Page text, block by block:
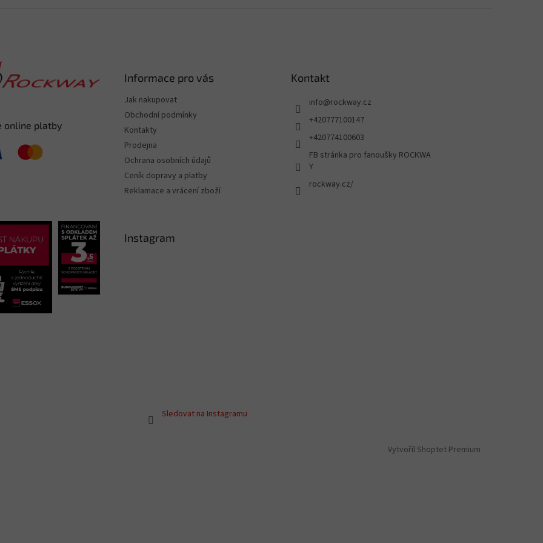
online platby
Informace pro vás
Jak nakupovat
Obchodní podmínky
Kontakty
Prodejna
Ochrana osobních údajů
Ceník dopravy a platby
Reklamace a vrácení zboží
Kontakt
info@rockway.cz
+420777100147
+420774100603
FB stránka pro fanoušky ROCKWA
Y
rockway.cz/
Instagram
Sledovat na Instagramu
Vytvořil Shoptet Premium